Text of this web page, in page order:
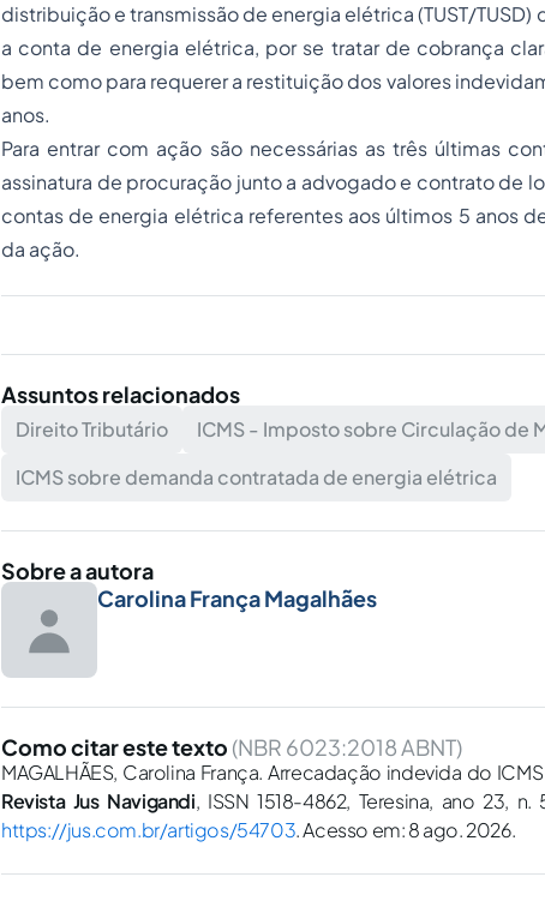
distribuição e transmissão de energia elétrica (TUST/
a conta de energia elétrica, por se tratar de cobrança
bem como para requerer a restituição dos valores
anos.
Para entrar com ação são necessárias as três últimas
assinatura de procuração junto a advogado e contrato de
contas de energia elétrica referentes aos últimos 5 anos
da ação.
Assuntos relacionados
Direito Tributário
ICMS - Imposto sobre Circulação de
ICMS sobre demanda contratada de energia elétrica
Sobre a autora
Carolina França Magalhães
Como citar este texto (NBR 6023:2018 ABNT)
MAGALHÃES, Carolina França. Arrecadação indevida do
Revista Jus Navigandi, ISSN 1518-4862, Teresina, ano 23,
https://jus.com.br/artigos/54703. Acesso em: 8 ago. 2026.